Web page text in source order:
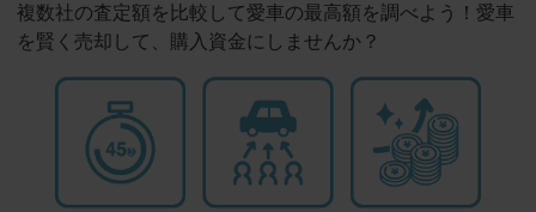
複数社の査定額を比較して愛車の最高額を調べよう！愛車
を賢く売却して、購入資金にしませんか？